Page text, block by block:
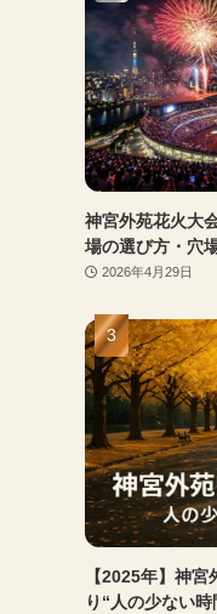
神宮外苑花火大
場の選び方・穴
2026年4月29日
【2025年】神
り“人の少ない